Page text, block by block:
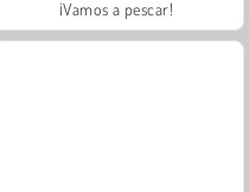
¡Vamos a pescar!